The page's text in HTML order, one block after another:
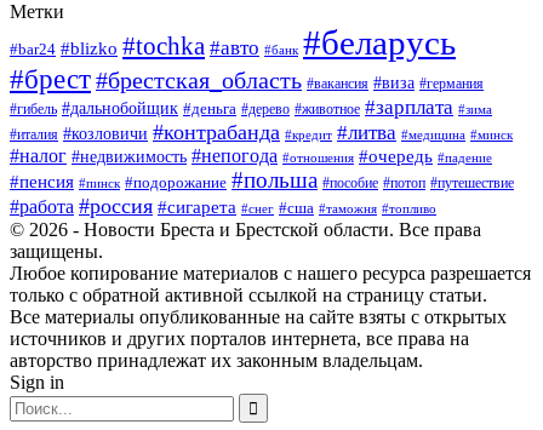
Метки
#bar24 #blizko #tochka #авто #банк #беларусь
#брест#брестская_область #вакансия #виза #германия
#гибель #дальнобойщик #деньга #дерево #животное #зарплата #зима
#италия #козловичи #контрабанда #кредит #литва #медицина #минск
#налог #недвижимость #непогода #отношения #очередь #падение
#пенсия #пинск #подорожание #польша #пособие #потоп #путешествие
#работа #россия #сигарета #снег #сша #таможня #топливо
© 2026 - Новости Бреста и Брестской области. Все права
защищены.
Любое копирование материалов с нашего ресурса разрешается
только с обратной активной ссылкой на страницу статьи.
Все материалы опубликованные на сайте взяты с открытых
источников и других порталов интернета, все права на
авторство принадлежат их законным владельцам.
Sign in